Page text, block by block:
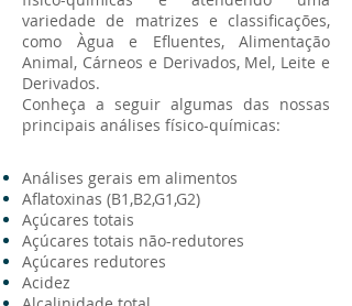
variedade de matrizes e classificações,
como Àgua e Efluentes, Alimentação
Animal, Cárneos e Derivados, Mel, Leite e
Derivados.
Conheça a seguir algumas das nossas
principais análises físico-químicas:
Análises gerais em alimentos
Aflatoxinas (B1,B2,G1,G2)
Açúcares totais
Açúcares totais não-redutores
Açúcares redutores
Acidez